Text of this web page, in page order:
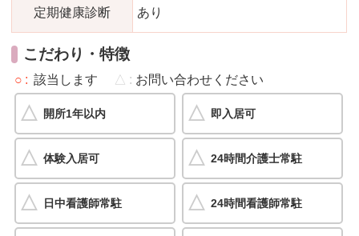
定期健康診断 あり
こだわり・特徴
○ 該当します △ お問い合わせください
開所1年以内 即入居可
体験入居可 24時間介護士常駐
日中看護師常駐 24時間看護師常駐